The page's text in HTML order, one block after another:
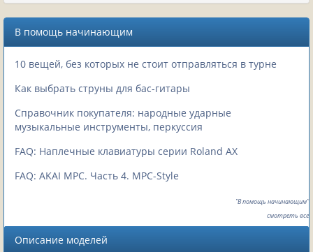
В помощь начинающим
10 вещей, без которых не стоит отправляться в турне
Как выбрать струны для бас-гитары
Справочник покупателя: народные ударные
музыкальные инструменты, перкуссия
FAQ: Наплечные клавиатуры серии Roland AX
FAQ: AKAI MPC. Часть 4. MPC-Style
"В помощь начинающим"
смотреть все
Описание моделей